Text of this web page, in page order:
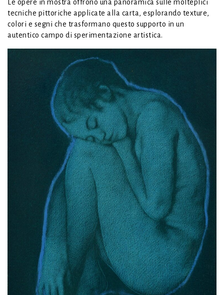
Le opere in mostra offrono una panoramica sulle molteplici
tecniche pittoriche applicate alla carta, esplorando texture,
colori e segni che trasformano questo supporto in un
autentico campo di sperimentazione artistica.